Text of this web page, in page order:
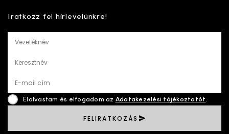
Iratkozz fel hírlevelünkre!
Vezetéknév
Keresztnév
E-mail cím
Elolvastam és elfogadom az Adatakezelési tájékoztatót.
FELIRATKOZÁS